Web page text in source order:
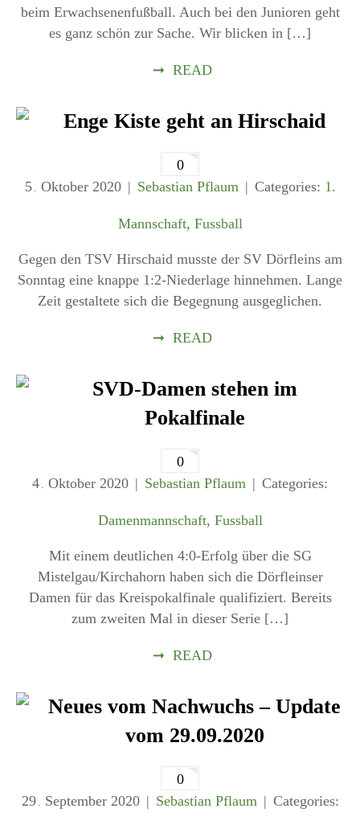
beim Erwachsenenfußball. Auch bei den Junioren geht
es ganz schön zur Sache. Wir blicken in […]
➞ READ
Enge Kiste geht an Hirschaid
0
5 . Oktober 2020 Sebastian Pflaum Categories: 1.
Mannschaft, Fussball
Gegen den TSV Hirschaid musste der SV Dörfleins am
Sonntag eine knappe 1:2-Niederlage hinnehmen. Lange
Zeit gestaltete sich die Begegnung ausgeglichen.
➞ READ
SVD-Damen stehen im
Pokalfinale
0
4 . Oktober 2020 Sebastian Pflaum Categories:
Damenmannschaft, Fussball
Mit einem deutlichen 4:0-Erfolg über die SG
Mistelgau/Kirchahorn haben sich die Dörfleinser
Damen für das Kreispokalfinale qualifiziert. Bereits
zum zweiten Mal in dieser Serie […]
➞ READ
Neues vom Nachwuchs – Update
vom 29.09.2020
0
29 . September 2020 Sebastian Pflaum Categories: